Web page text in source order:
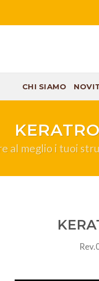
CHI SIAMO
al meglio i tuoi